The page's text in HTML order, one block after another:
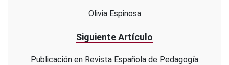
Olivia Espinosa
Siguiente Artículo
Publicación en Revista Española de Pedagogía